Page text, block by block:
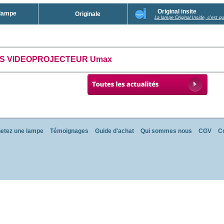
Originale Original insite
La lampe Original Inside, c'est
VIDEOPROJECTEUR Umax
une lampe Témoignages Guide d'achat Qui sommes nous CGV